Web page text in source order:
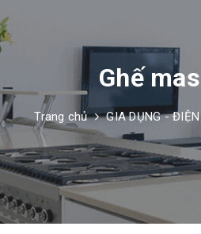
Ghế
Trang chủ GIA DỤNG -